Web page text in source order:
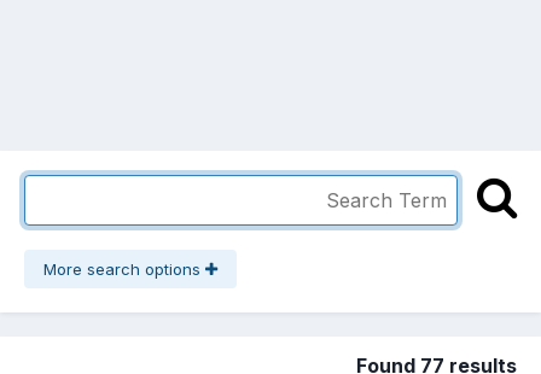
Found 77 results